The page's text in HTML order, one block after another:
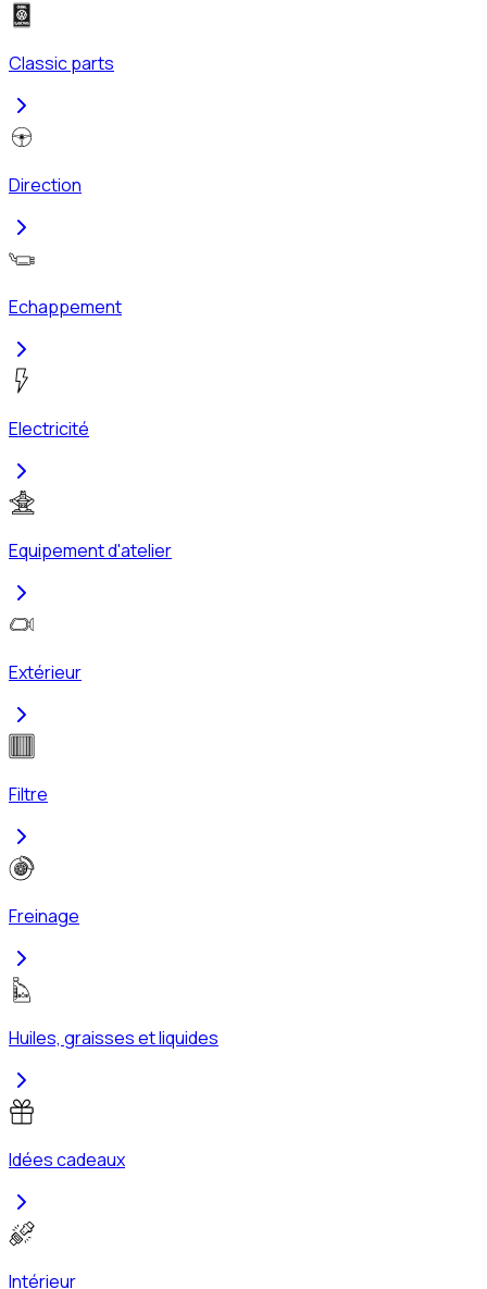
Classic parts
Direction
Echappement
Electricité
Equipement d'atelier
Extérieur
Filtre
Freinage
Huiles, graisses et liquides
Idées cadeaux
Intérieur